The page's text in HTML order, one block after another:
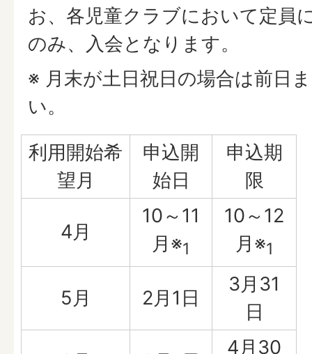
お、各児童クラブにおいて定員
のみ、入会となります。
※ 月末が土日祝日の場合は前日
い。
利用開始希
望月
申込開
始日
申込期
限
4月
10～11
月※1
10～12
月※1
5月 2月1日
3月31
日
4月30